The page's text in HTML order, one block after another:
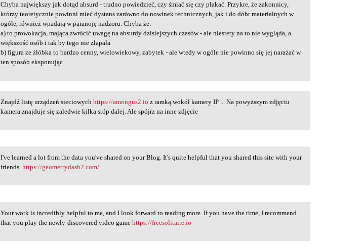
Chyba największy jak dotąd
Chyba największy jak dotąd absurd - trudno powiedzieć, czy śmiać się czy płakać. Przykre, że zakonnicy,
którzy teoretycznie powinni mieć dystans zarówno do nowinek technicznych, jak i do dóbr materialnych w
ogóle, również wpadają w paranoję nadzoru. Chyba że:
a) to prowokacja, mająca zwrócić uwagę na absurdy dzisiejszych czasów - ale niestety na to nie wygląda, a
większość osób i tak by tego nie złapała
b) figura ze żłóbka to bardzo cenny, wielowiekowy, zabytek - ale wtedy w ogóle nie powinno się jej narażać w
ten sposób eksponując
Znajdź listę urządzeń
Znajdź listę urządzeń sieciowychhttps://amongus2.io z ramką wokół kamery IP ... Na powyższym zdjęciu
kamera znajduje się zaledwie kilka stóp dalej. Ale spójrz na inne zdjęcie
I've learned a lot from the
I've learned a lot from the data you've shared on your Blog. It's quite helpful that you shared this site with your
friends.https://geometrydash2.com/
Your work is incredibly
Your work is incredibly helpful to me, and I look forward to reading more. If you have the time, I recommend
that you play the newly-discovered video gamehttps://freesolitaire.io